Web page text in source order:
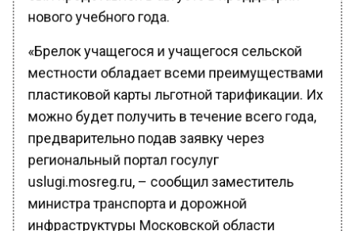
нового учебного года.
местности обладает всеми преимуществами
пластиковой карты льготной тарификации. Их
можно будет получить в течение всего года,
предварительно подав заявку через
региональный портал госулуг
uslugi.mosreg.ru, – сообщил заместитель
министра транспорта и дорожной
инфраструктуры Московской области